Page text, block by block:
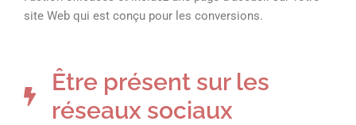
site Web qui est conçu pour les conversions.
Être présent sur les
réseaux sociaux